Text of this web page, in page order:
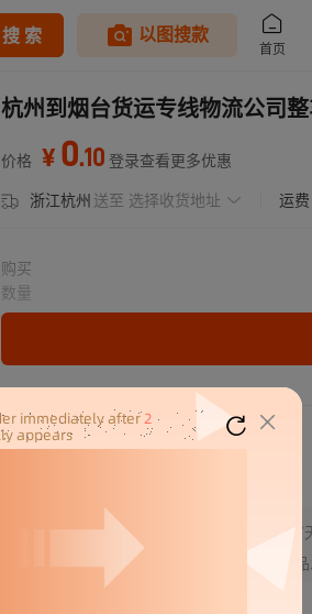
杭州到烟台货运专线物流公司
价格 ¥ 0.10 登录查看更多优惠
浙江杭州 送至 选择收货地址 运费
购买
数量
分销代发
近30天代发数量 近7
代发买家留货率
商